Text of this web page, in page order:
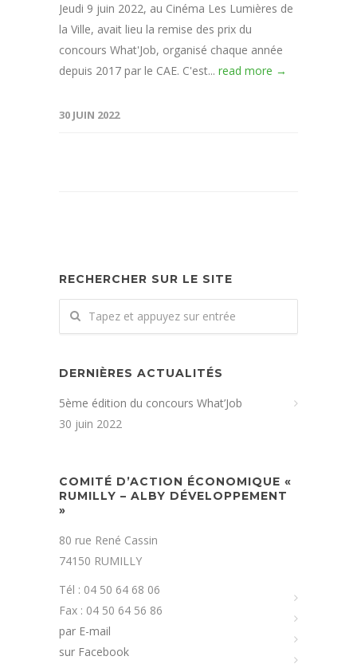
Jeudi 9 juin 2022, au Cinéma Les Lumières de
la Ville, avait lieu la remise des prix du
concours What'Job, organisé chaque année
depuis 2017 par le CAE. C'est... read more →
30 JUIN 2022
RECHERCHER SUR LE SITE
DERNIÈRES ACTUALITÉS
5ème édition du concours What’Job
30 juin 2022
COMITÉ D’ACTION ÉCONOMIQUE «
RUMILLY – ALBY DÉVELOPPEMENT
»
80 rue René Cassin
74150 RUMILLY
Tél : 04 50 64 68 06
Fax : 04 50 64 56 86
par E-mail
sur Facebook